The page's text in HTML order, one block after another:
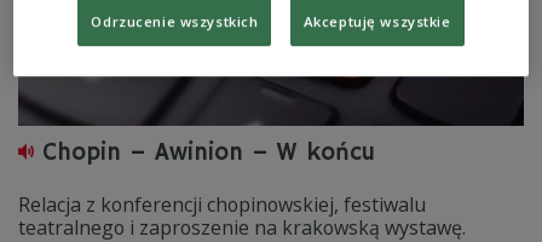
Chopin – Awinion – W końcu
Relacja z konferencji chopinowskiej, festiwalu
teatralnego i zaproszenie na krakowską wystawę.
Odrzucenie wszystkich Akceptuję wszystkie